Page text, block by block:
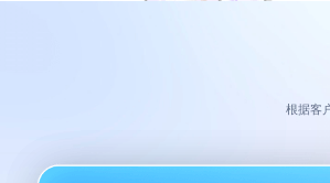
根据客